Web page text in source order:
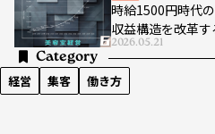
時給1500円時代
収益構造を改革す
2026.05.21
Category
経営 集客 働き方